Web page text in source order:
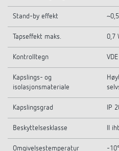
Stand-by effekt
Tapseffekt maks. 0,7
Kontrolltegn VDE
Kapslings- og
isolasjonsmateriale
Kapslingsgrad IP
Beskyttelsesklasse II
Omgivelsestemperatur -